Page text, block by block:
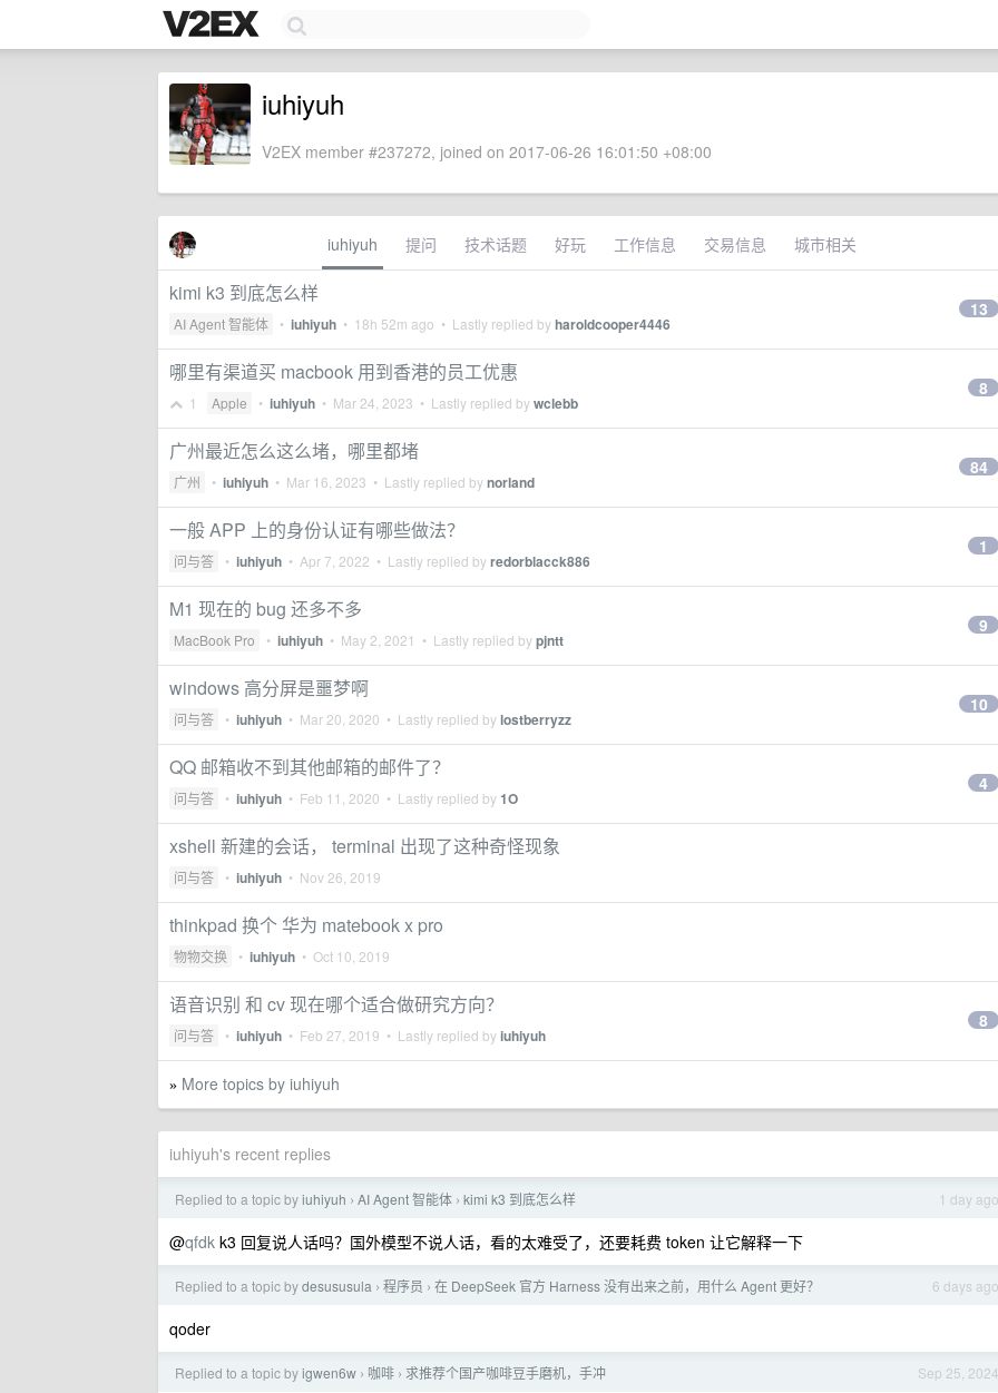
iuhiyuh
V2EX member #237272, joined on 2017-06-26 16:01:50 +08:00
iuhiyuh 提问 技术话题 好玩 工作信息 交易信息 城市相关
kimi k3 到底怎么样
AI Agent 智能体 • iuhiyuh • 18h 52m ago • Lastly replied byharoldcooper4446
13
哪里有渠道买 macbook 用到香港的员工优惠
1 Apple • iuhiyuh • Mar 24, 2023 • Lastly replied bywclebb
8
广州最近怎么这么堵，哪里都堵
广州 • iuhiyuh • Mar 16, 2023 • Lastly replied bynorland
84
一般 APP 上的身份认证有哪些做法？
问与答 • iuhiyuh • Apr 7, 2022 • Lastly replied byredorblacck886
1
M1 现在的 bug 还多不多
MacBook Pro • iuhiyuh • May 2, 2021 • Lastly replied bypjntt
9
windows 高分屏是噩梦啊
问与答 • iuhiyuh • Mar 20, 2020 • Lastly replied bylostberryzz
10
QQ 邮箱收不到其他邮箱的邮件了？
问与答 • iuhiyuh • Feb 11, 2020 • Lastly replied by1O
4
xshell 新建的会话， terminal 出现了这种奇怪现象
问与答 • iuhiyuh • Nov 26, 2019
thinkpad 换个 华为 matebook x pro
物物交换 • iuhiyuh • Oct 10, 2019
语音识别 和 cv 现在哪个适合做研究方向？
问与答 • iuhiyuh • Feb 27, 2019 • Lastly replied byiuhiyuh
8
» More topics by iuhiyuh
iuhiyuh's recent replies
1 day ago
Replied to a topic byiuhiyuh › AI Agent 智能体 › kimi k3 到底怎么样
@qfdk k3 回复说人话吗？国外模型不说人话，看的太难受了，还要耗费 token 让它解释一下
6 days ago
Replied to a topic bydesususula › 程序员 › 在 DeepSeek 官方 Harness 没有出来之前，用什么 Agent 更好？
qoder
Sep 25, 2024
Replied to a topic byigwen6w › 咖啡 › 求推荐个国产咖啡豆手磨机，手冲